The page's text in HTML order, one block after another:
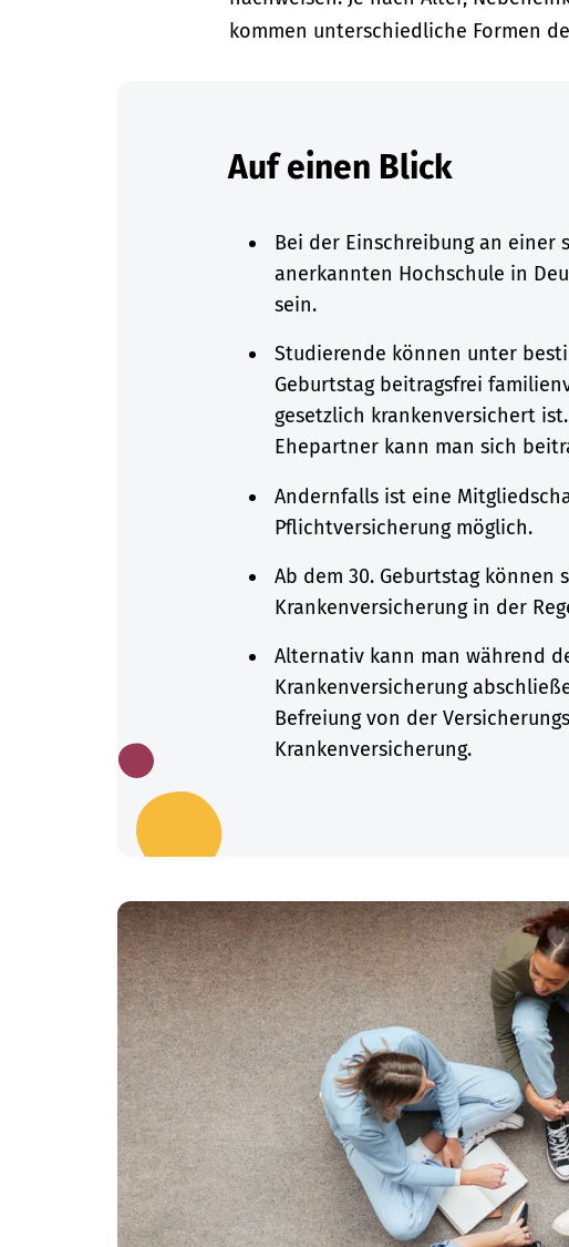
kommen unterschiedliche Formen
Auf einen Blick
Bei der Einschreibung an
anerkannten Hochschule in
sein.
Studierende können unter
Geburtstag beitragsfrei
gesetzlich krankenversichert
Ehepartner kann man sich
Andernfalls ist eine
Pflichtversicherung möglich.
Ab dem 30. Geburtstag können
Krankenversicherung in der
Alternativ kann man während
Krankenversicherung
Befreiung von der
Krankenversicherung.